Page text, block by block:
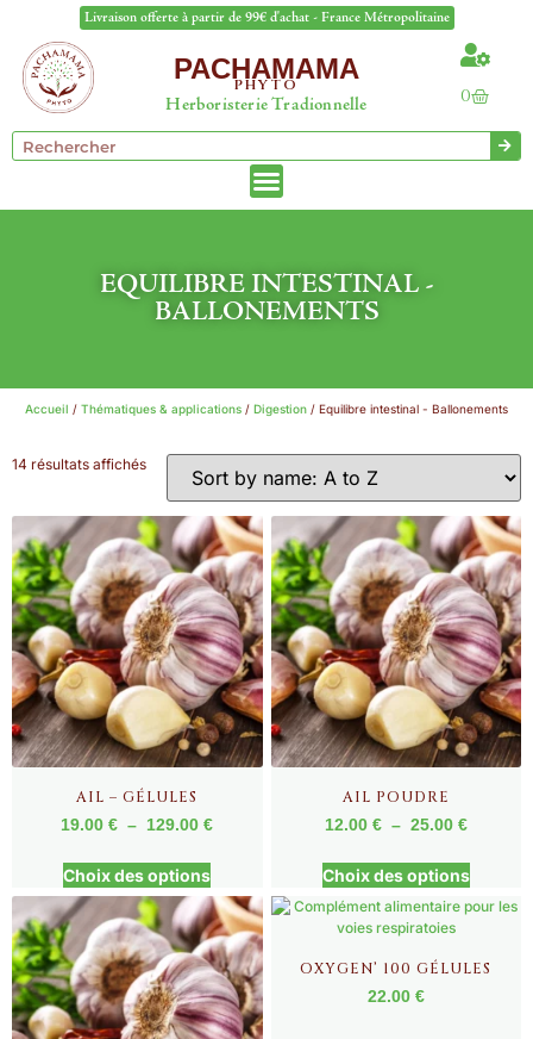
Livraison offerte à partir de 99€ d'achat - France Métropolitaine
PACHAMAMA
PHYTO
Herboristerie Tradionnelle 0
EQUILIBRE INTESTINAL -
BALLONEMENTS
Accueil / Thématiques & applications / Digestion / Equilibre intestinal - Ballonements
14 résultats affichés
AIL – GÉLULES
19.00€ – 129.00€
Choix des options
AIL POUDRE
12.00 € – 25.00 €
Choix des options
OXYGEN’ 100 GÉLULES
22.00 €